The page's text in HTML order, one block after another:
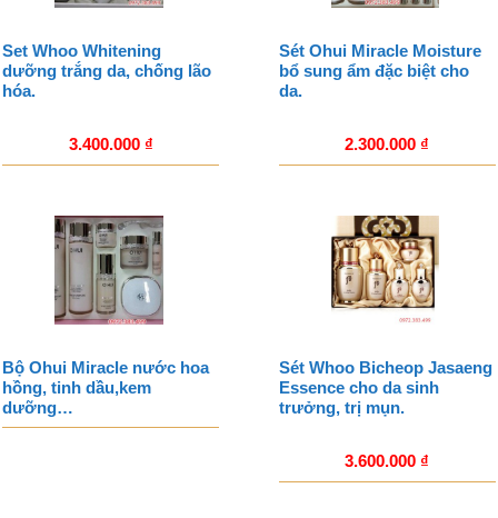
Set Whoo Whitening
dưỡng trắng da, chống lão
hóa.
3.400.000 ₫
Sét Ohui Miracle Moisture
bổ sung ẩm đặc biệt cho
da.
2.300.000 ₫
Bộ Ohui Miracle nước hoa
hồng, tinh dầu,kem
dưỡng…
Sét Whoo Bicheop Jasaeng
Essence cho da sinh
trưởng, trị mụn.
3.600.000 ₫